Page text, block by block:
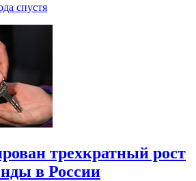
спустя
трехкратный рост
в России